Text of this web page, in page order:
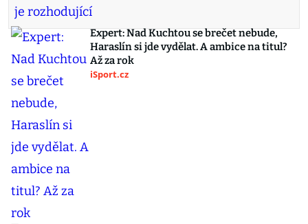
Expert: Nad Kuchtou se brečet nebude,
Haraslín si jde vydělat. A ambice na titul?
Až za rok
iSport.cz